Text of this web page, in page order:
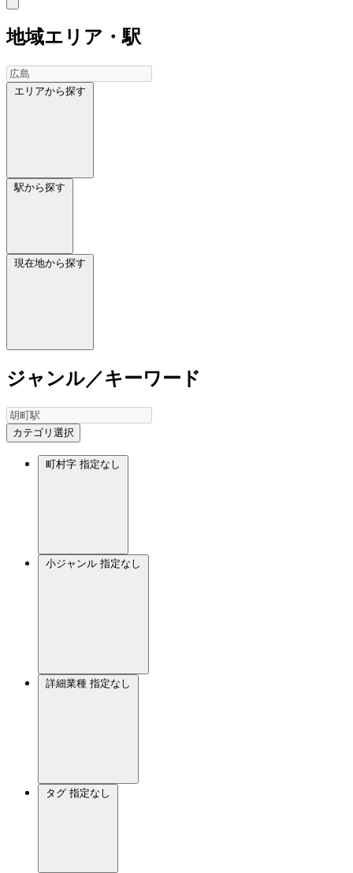
地域エリア・駅
エリアから探す
駅から探す
現在地から探す
ジャンル／キーワード
カテゴリ選択
町村字 指定なし
小ジャンル 指定なし
詳細業種 指定なし
タグ 指定なし